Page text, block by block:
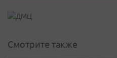
Смотрите также